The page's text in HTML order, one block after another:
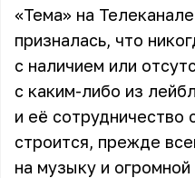
«Тема» на
призналась, что
с наличием или
с каким-либо из
и её
строится, прежде
на музыку и